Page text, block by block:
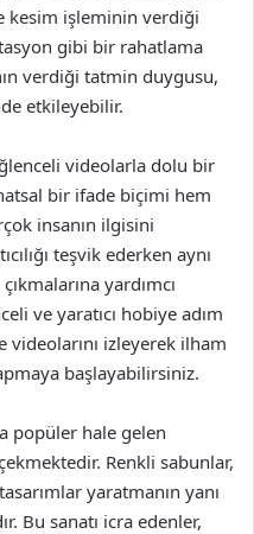
kesim işleminin verdiği
gibi bir rahatlama
verdiği tatmin duygusu,
etkileyebilir.
videolarla dolu bir
bir ifade biçimi hem
insanın ilgisini
teşvik ederken aynı
yardımcı
ve yaratıcı hobiye adım
videolarını izleyerek ilham
başlayabilirsiniz.
popüler hale gelen
Renkli sabunlar,
yaratmanın yanı
Bu sanatı icra edenler,